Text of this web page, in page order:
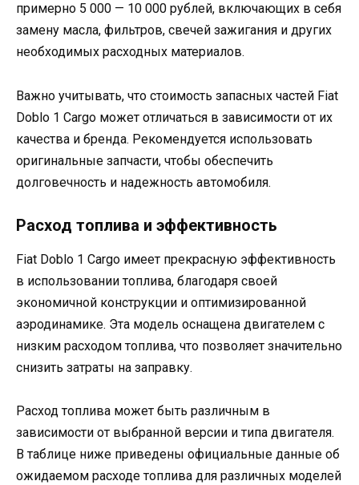
примерно 5 000 — 10 000 рублей, включающих в себя
замену масла, фильтров, свечей зажигания и других
необходимых расходных материалов.
Важно учитывать, что стоимость запасных частей Fiat
Doblo 1 Cargo может отличаться в зависимости от их
качества и бренда. Рекомендуется использовать
оригинальные запчасти, чтобы обеспечить
долговечность и надежность автомобиля.
Расход топлива и эффективность
Fiаt Doblo 1 Саrgо имеет прекрасную эффективность
в использовании топлива, благодаря своей
экономичной конструкции и оптимизированной
аэродинамике. Эта модель оснащена двигателем с
низким расходом топлива, что позволяет значительно
снизить затраты на заправку.
Расход топлива может быть различным в
зависимости от выбранной версии и типа двигателя.
В таблице ниже приведены официальные данные об
ожидаемом расходе топлива для различных моделей